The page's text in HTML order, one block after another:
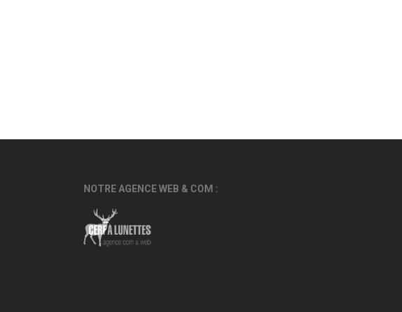
NOTRE AGENCE WEB & COM :